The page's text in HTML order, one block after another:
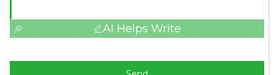
AI Helps Write